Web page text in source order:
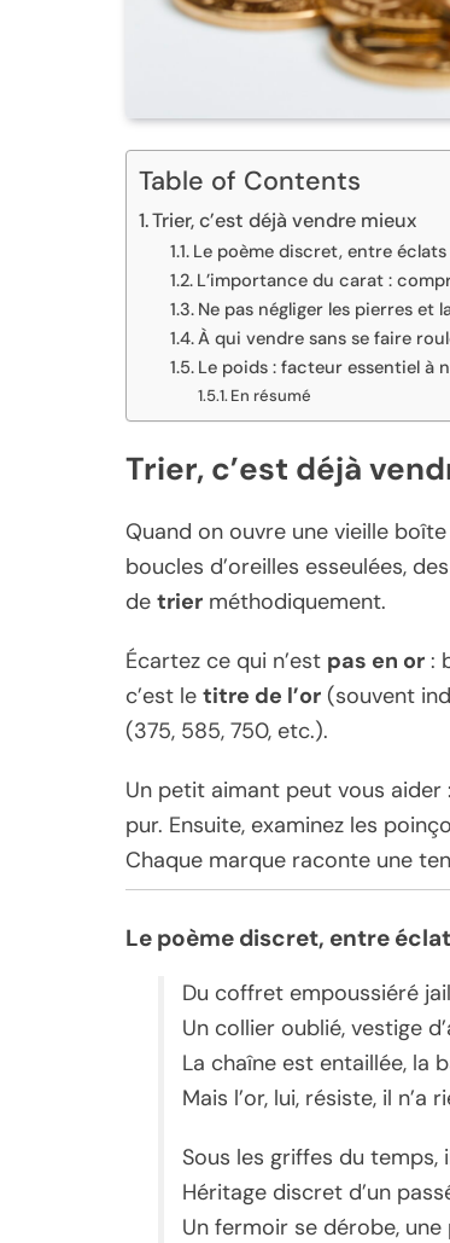
Table of Contents
Trier, c’est déjà vendre mieux
Le poème discret, entre
L’importance du carat :
Ne pas négliger les pierres et
À qui vendre sans se faire
Le poids : facteur essentiel à
En résumé
Trier, c’est déjà
Quand on ouvre une vieille
boucles d’oreilles esseulées,
de trier méthodiquement.
Écartez ce qui n’est pas en or :
c’est le titre de l’or (souvent
(375, 585, 750, etc.).
Un petit aimant peut vous aider :
pur. Ensuite, examinez les
Chaque marque raconte une
Le poème discret, entre
Du coffret empoussiéré
Un collier oublié, vestige
La chaîne est entaillée, la
Mais l’or, lui, résiste, il n’a
Sous les griffes du temps,
Héritage discret d’un
Un fermoir se dérobe, une